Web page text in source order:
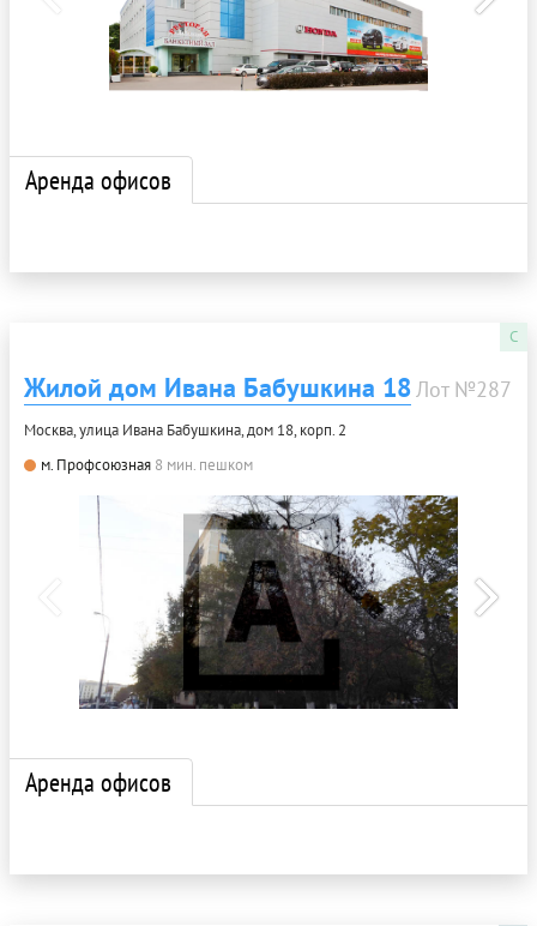
Аренда офисов
C
Жилой дом Ивана Бабушкина 18Лот №287
Москва, улица Ивана Бабушкина, дом 18, корп. 2
м. Профсоюзная 8 мин. пешком
Аренда офисов